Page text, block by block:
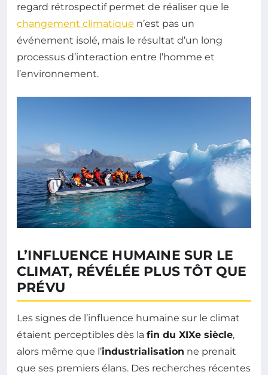
regard rétrospectif permet de réaliser que le
changement climatique n’est pas un
événement isolé, mais le résultat d’un long
processus d’interaction entre l’homme et
l’environnement.
L’INFLUENCE HUMAINE SUR LE
CLIMAT, RÉVÉLÉE PLUS TÔT QUE
PRÉVU
Les signes de l’influence humaine sur le climat
étaient perceptibles dès la fin du XIXe siècle,
alors même que l’industrialisation ne prenait
que ses premiers élans. Des recherches récentes